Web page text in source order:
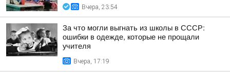
Вчера, 23:54
За что могли выгнать из школы в СССР:
ошибки в одежде, которые не прощали
учителя
Вчера, 17:19